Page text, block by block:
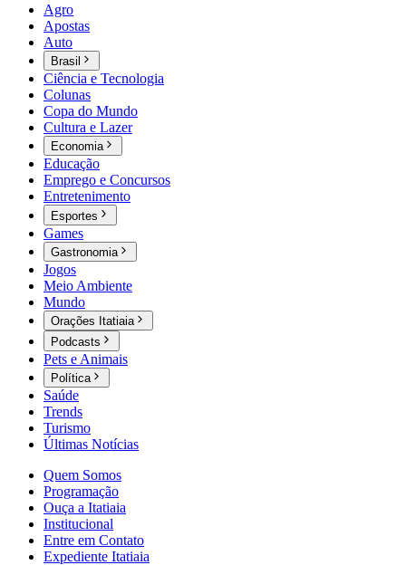
Agro
Apostas
Auto
Brasil
Ciência e Tecnologia
Colunas
Copa do Mundo
Cultura e Lazer
Economia
Educação
Emprego e Concursos
Entretenimento
Esportes
Games
Gastronomia
Jogos
Meio Ambiente
Mundo
Orações Itatiaia
Podcasts
Pets e Animais
Política
Saúde
Trends
Turismo
Últimas Notícias
Quem Somos
Programação
Ouça a Itatiaia
Institucional
Entre em Contato
Expediente Itatiaia